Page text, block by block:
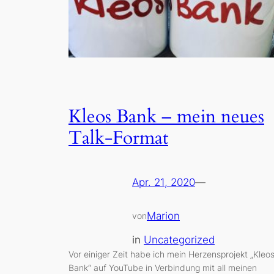
Kleos Bank – mein neues
Talk-Format
Apr. 21, 2020—
vonMarion
in Uncategorized
Vor einiger Zeit habe ich mein Herzensprojekt „Kleos
Bank“ auf YouTube in Verbindung mit all meinen